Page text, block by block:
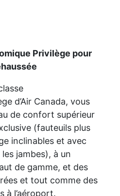
Privilège pour
d’Air Canada, vous
de confort supérieur
(fauteuils plus
inclinables et avec
les jambes), à un
de gamme, et des
et tout comme des
à l’aéroport.